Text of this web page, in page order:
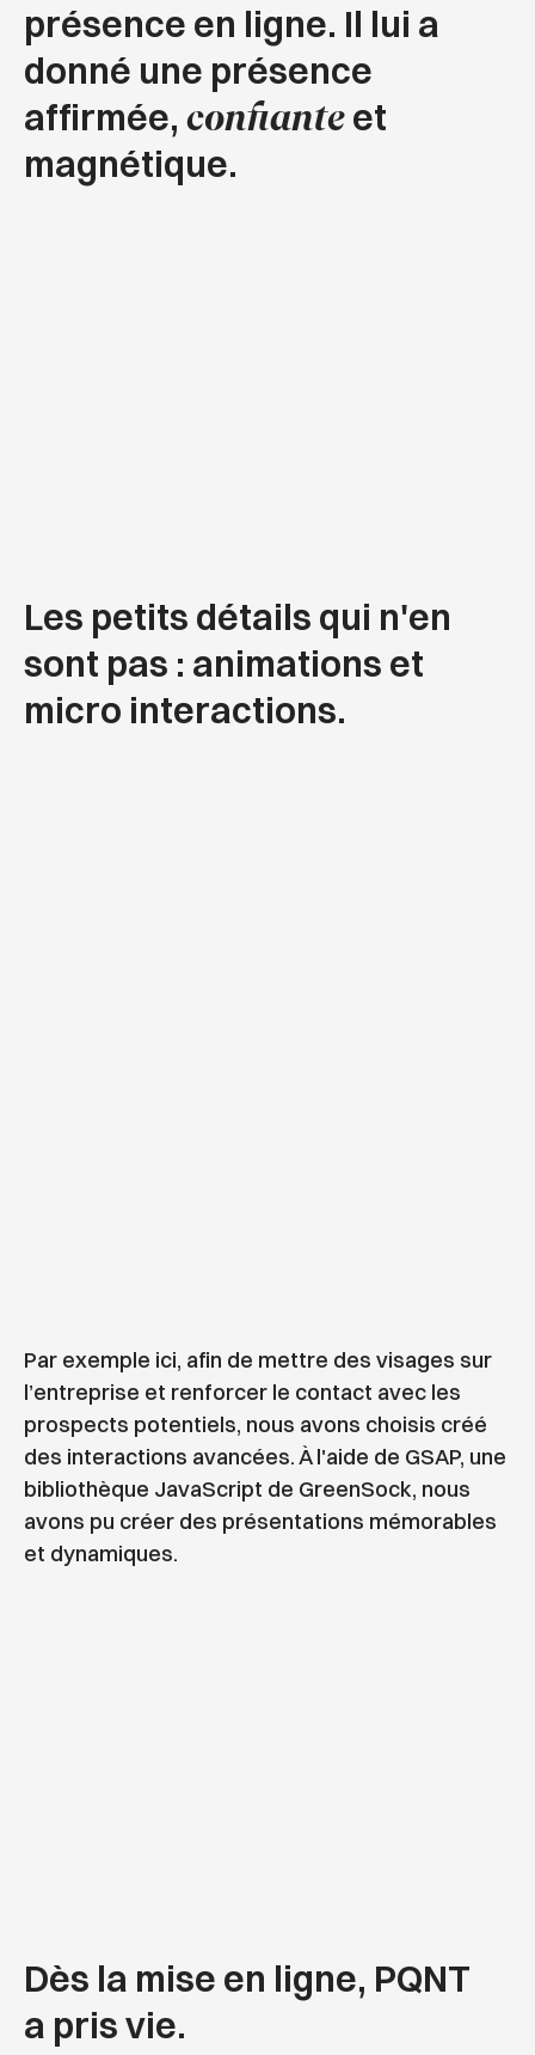
présence en ligne. Il lui a
donné une présence
affirmée, confianteet
magnétique.
Les petits détails qui n'en
sont pas : animations et
micro interactions.
Par exemple ici, afin de mettre des visages sur
l’entreprise et renforcer le contact avec les
prospects potentiels, nous avons choisis créé
des interactions avancées. À l'aide de GSAP, une
bibliothèque JavaScript de GreenSock, nous
avons pu créer des présentations mémorables
et dynamiques.
Dès la mise en ligne, PQNT
a pris vie.